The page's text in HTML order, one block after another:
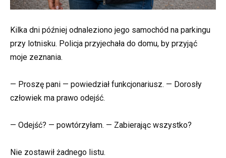
Kilka dni później odnaleziono jego samochód na parkingu
przy lotnisku. Policja przyjechała do domu, by przyjąć
moje zeznania.
— Proszę pani — powiedział funkcjonariusz. — Dorosły
człowiek ma prawo odejść.
— Odejść? — powtórzyłam. — Zabierając wszystko?
Nie zostawił żadnego listu.